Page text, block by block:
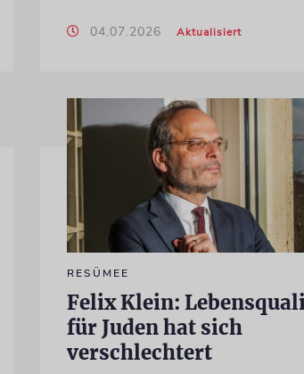
04.07.2026 Aktualisiert
RESÜMEE
Felix Klein:
für Juden hat sich
verschlechtert